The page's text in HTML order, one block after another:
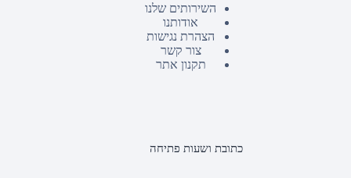
השירותים שלנו
אודותנו
הצהרת נגישות
צור קשר
תקנון אתר
כתובת ושעות פתיחה